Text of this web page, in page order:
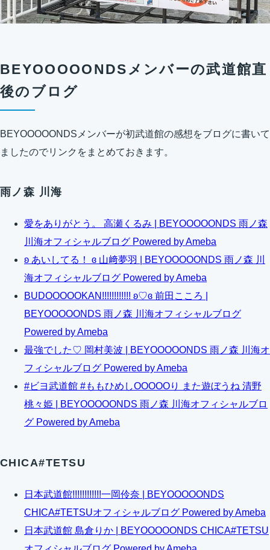
BEYOOOOONDSメンバーの武道館直
後のブログ
BEYOOOOONDSメンバーが初武道館の感想をブログに書いて
ましたのでリンクをまとめておきます。
雨ノ森 川海
愛をありがとう。 高瀬くるみ | BEYOOOOONDS 雨ノ森
川海オフィシャルブログ Powered by Ameba
ʚ あいしてる！ ɞ 山﨑夢羽 | BEYOOOOONDS 雨ノ森 川
海オフィシャルブログ Powered by Ameba
BUDOOOOOKAN!!!!!!!!!!!! ʚ♡ɞ 前田こころ |
BEYOOOOONDS 雨ノ森 川海オフィシャルブログ
Powered by Ameba
最強でした♡ 岡村美波 | BEYOOOOONDS 雨ノ森 川海オ
フィシャルブログ Powered by Ameba
#ビヨ武道館 #ももひめしOOOOOり また遊ぼうね 清野
桃々姫 | BEYOOOOONDS 雨ノ森 川海オフィシャルブロ
グ Powered by Ameba
CHICA#TETSU
日本武道館!!!!!!!!!!!!一岡伶奈 | BEYOOOOONDS
CHICA#TETSUオフィシャルブログ Powered by Ameba
日本武道館 島倉りか | BEYOOOOONDS CHICA#TETSU